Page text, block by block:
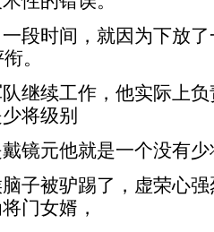
段时间，就因为下放
。
继续工作，他实际上
将级别
镜元他就是一个没有
子被驴踢了，虚荣心
门女婿，